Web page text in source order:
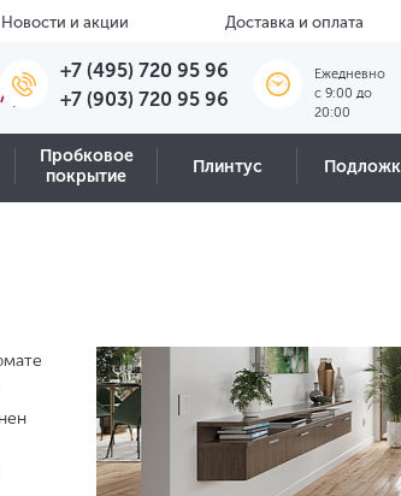
Новости и акции Доставка и оплата
+7 (495) 720 95 96
+7 (903) 720 95 96
Ежедневно
c 9:00 до
20:00
Пробковое
покрытие
Плинтус